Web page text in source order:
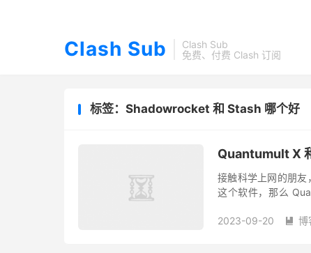
Clash Sub
Clash Sub
免费、付费 Clash 订阅
标签：Shadowrocket 和 Stash 哪个好
Quantumult X
接触科学上网的朋
这个软件，那么
2023-09-20  博